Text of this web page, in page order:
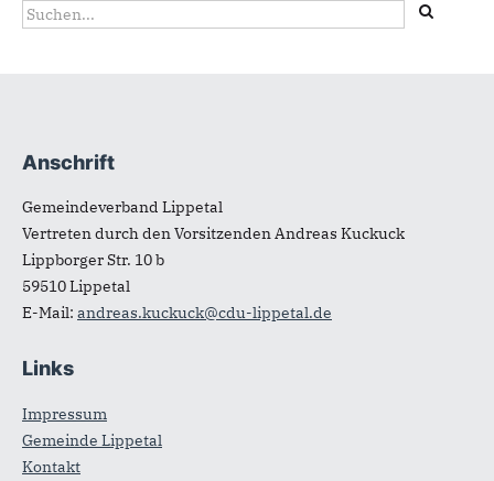
Suchformular
Suche
Fußbereich
Anschrift
Gemeindeverband Lippetal
Vertreten durch den Vorsitzenden Andreas Kuckuck
Lippborger Str. 10 b
59510Lippetal
E-Mail: andreas.kuckuck@cdu-lippetal.de
Links
Impressum
Gemeinde Lippetal
Kontakt